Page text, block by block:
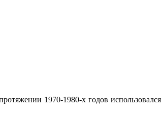
1970-1980-х годов